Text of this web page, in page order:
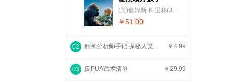
(美)詹姆斯·K·里林(James K·Rilling)
￥51.00
02 精神分析师手记:探秘人类内心*不堪的世界 ￥4.99
03 反PUA话术清单 ￥29.99